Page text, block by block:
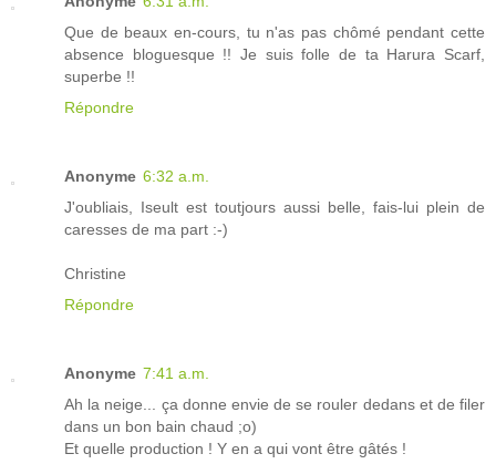
Que de beaux en-cours, tu n'as pas chômé pendant cette
absence bloguesque !! Je suis folle de ta Harura Scarf,
superbe !!
Répondre
Anonyme 6:32 a.m.
J'oubliais, Iseult est toutjours aussi belle, fais-lui plein de
caresses de ma part :-)
Christine
Répondre
Anonyme 7:41 a.m.
Ah la neige... ça donne envie de se rouler dedans et de filer
dans un bon bain chaud ;o)
Et quelle production ! Y en a qui vont être gâtés !